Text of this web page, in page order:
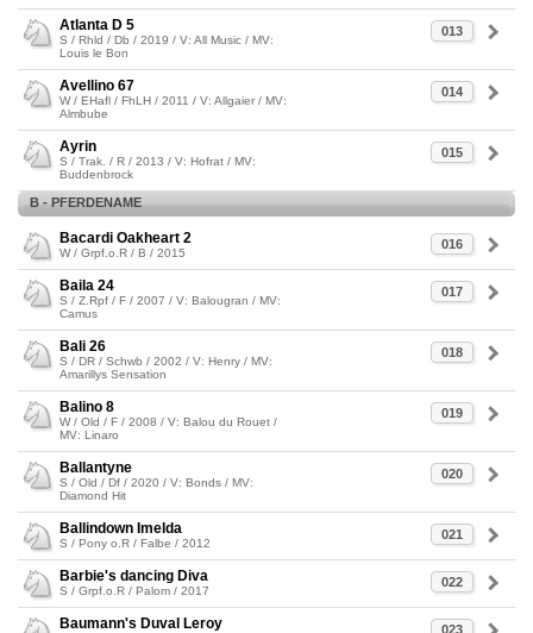
013
Atlanta D 5
S / Rhld / Db / 2019 / V: All Music / MV:
Louis le Bon
014
Avellino 67
W / EHafl / FhLH / 2011 / V: Allgaier / MV:
Almbube
015
Ayrin
S / Trak. / R / 2013 / V: Hofrat / MV:
Buddenbrock
B - PFERDENAME
016
Bacardi Oakheart 2
W / Grpf.o.R / B / 2015
017
Baila 24
S / Z.Rpf / F / 2007 / V: Balougran / MV:
Camus
018
Bali 26
S / DR / Schwb / 2002 / V: Henry / MV:
Amarillys Sensation
019
Balino 8
W / Old / F / 2008 / V: Balou du Rouet /
MV: Linaro
020
Ballantyne
S / Old / Df / 2020 / V: Bonds / MV:
Diamond Hit
021
Ballindown Imelda
S / Pony o.R / Falbe / 2012
022
Barbie's dancing Diva
S / Grpf.o.R / Palom / 2017
023
Baumann's Duval Leroy